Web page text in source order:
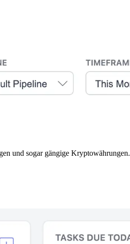
und sogar gängige Kryptowährungen.